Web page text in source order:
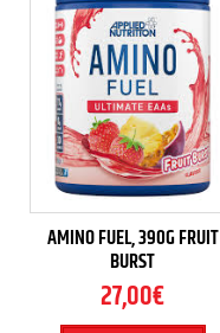
AMINO FUEL, 390G FRUIT
BURST
27,00€